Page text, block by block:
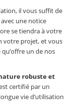
il vous suffit de
une notice
se tiendra à votre
votre projet, et vous
un de nos
robuste et
certifié par un
vie d’utilisation